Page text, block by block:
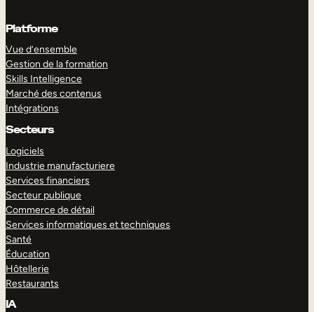
Platforme
Vue d’ensemble
Gestion de la formation
Skills Intelligence
Marché des contenus
Intégrations
Secteurs
Logiciels
Industrie manufacturiere
Services financiers
Secteur publique
Commerce de détail
Services informatiques et techniques
Santé
Éducation
Hôtellerie
Restaurants
IA